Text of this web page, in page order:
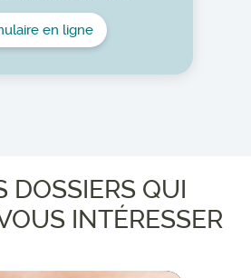
en ligne
DOSSIERS QUI
INTÉRESSER